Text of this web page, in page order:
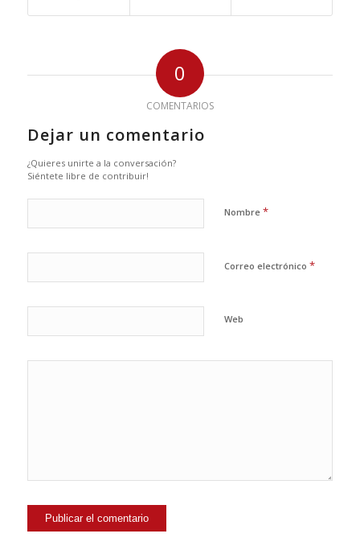
0
COMENTARIOS
Dejar un comentario
¿Quieres unirte a la conversación?
Siéntete libre de contribuir!
Nombre *
Correo electrónico *
Web